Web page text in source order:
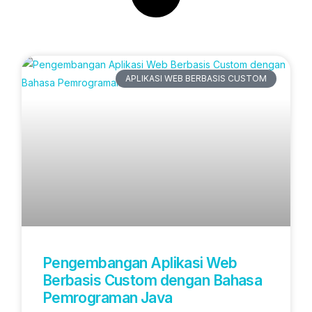
APLIKASI WEB BERBASIS CUSTOM
Pengembangan Aplikasi Web
Berbasis Custom dengan Bahasa
Pemrograman Java